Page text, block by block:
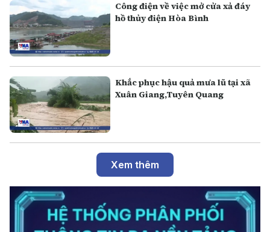
Công điện về việc mở cửa xả đáy
hồ thủy điện Hòa Bình
Khắc phục hậu quả mưa lũ tại xã
Xuân Giang,Tuyên Quang
Xem thêm